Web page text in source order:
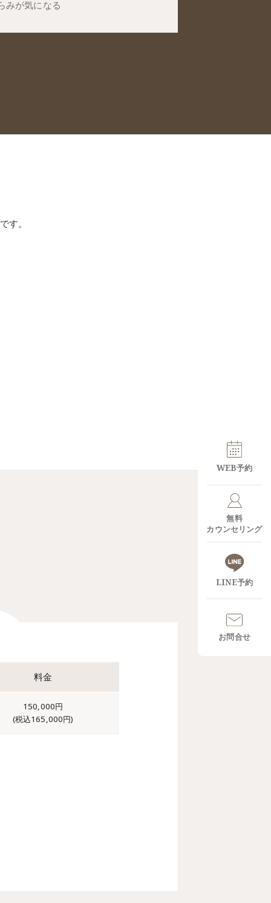
WEB予約
無料
カウンセリング
LINE予約
お問合せ
みが気になる
す。
料金
150,000円
(税込165,000円)